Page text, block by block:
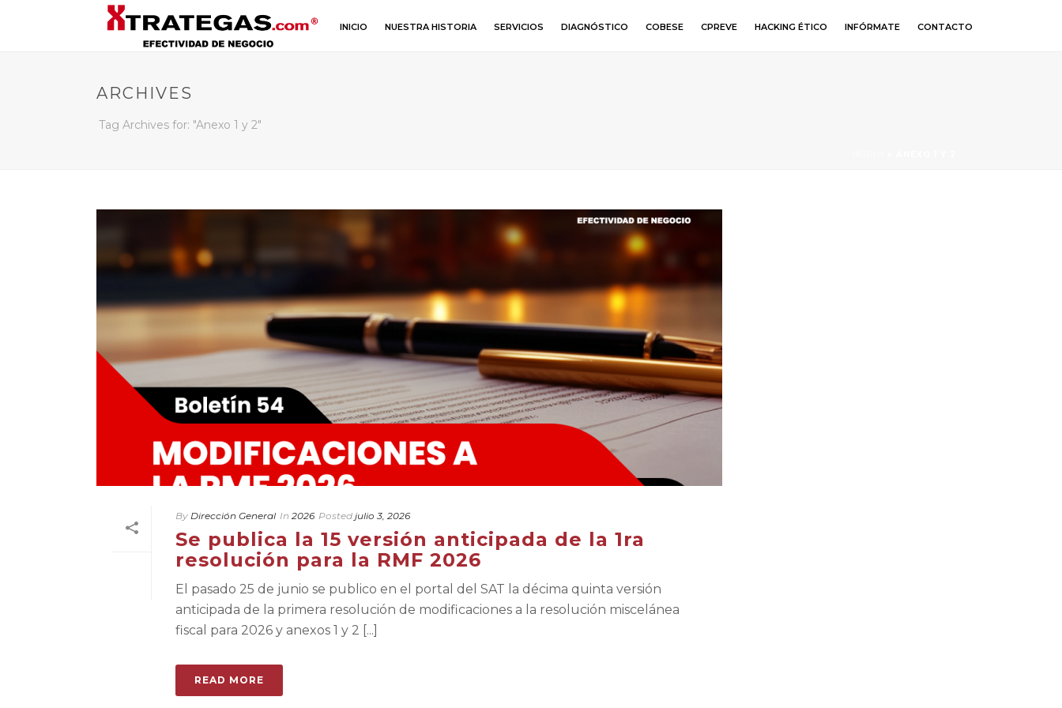
INICIO NUESTRA HISTORIA SERVICIOS DIAGNÓSTICO COBESE CPREVE HACKING ÉTICO INFÓRMATE CONTACTO
ARCHIVES
Tag Archives for: "Anexo 1 y 2"
By Dirección General In 2026 Posted julio 3, 2026
Se publica la 15 versión anticipada de la 1ra
resolución para la RMF 2026
El pasado 25 de junio se publico en el portal del SAT la décima quinta versión
anticipada de la primera resolución de modificaciones a la resolución miscelánea
fiscal para 2026 y anexos 1 y 2 [...]
READ MORE